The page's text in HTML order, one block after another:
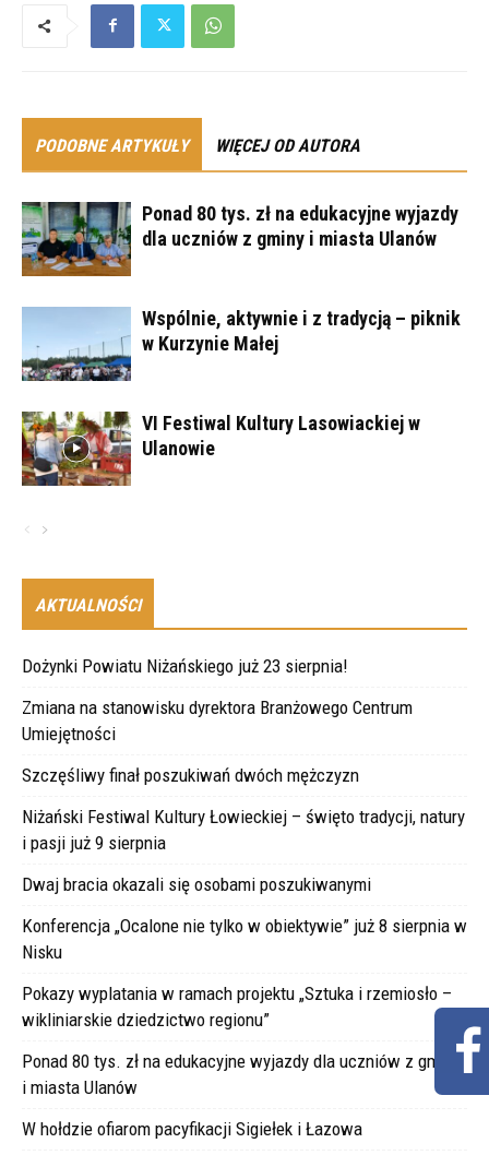
PODOBNE ARTYKUŁY WIĘCEJ OD AUTORA
Ponad 80 tys. zł na edukacyjne wyjazdy
dla uczniów z gminy i miasta Ulanów
Wspólnie, aktywnie i z tradycją – piknik
w Kurzynie Małej
VI Festiwal Kultury Lasowiackiej w
Ulanowie
AKTUALNOŚCI
Dożynki Powiatu Niżańskiego już 23 sierpnia!
Zmiana na stanowisku dyrektora Branżowego Centrum
Umiejętności
Szczęśliwy finał poszukiwań dwóch mężczyzn
Niżański Festiwal Kultury Łowieckiej – święto tradycji, natury
i pasji już 9 sierpnia
Dwaj bracia okazali się osobami poszukiwanymi
Konferencja „Ocalone nie tylko w obiektywie” już 8 sierpnia w
Nisku
Pokazy wyplatania w ramach projektu „Sztuka i rzemiosło –
wikliniarskie dziedzictwo regionu”
Ponad 80 tys. zł na edukacyjne wyjazdy dla uczniów z gminy
i miasta Ulanów
W hołdzie ofiarom pacyfikacji Sigiełek i Łazowa